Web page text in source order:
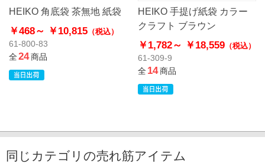
HEIKO 角底袋 茶無地 紙袋
￥468～ ￥10,815 （税込）
61-800-83
全24商品
HEIKO 手提げ紙袋 カラー
クラフト ブラウン
￥1,782～ ￥18,559（税込）
61-309-9
全14商品
同じカテゴリの売れ筋アイテム